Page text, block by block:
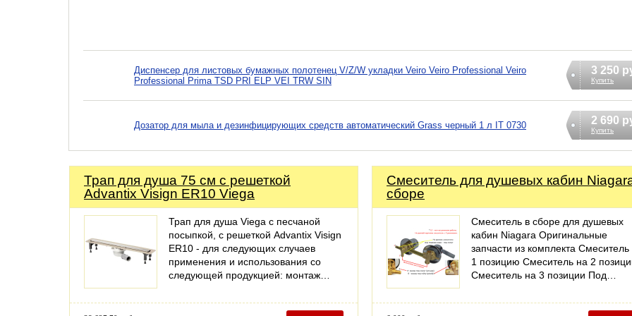
Диспенсер для листовых бумажных полотенец V/Z/W укладки Veiro Veiro Professional Veiro
Professional Prima TSD PRI ELP VEI TRW SIN
3 250
Купить
Дозатор для мыла и дезинфицирующих средств автоматический Grass черный 1 л IT 0730 2 690
Купить
Трап для душа 75 см с решеткой
Advantix Visign ER10 Viega
Трап для душа Viega с песчаной
посыпкой, с решеткой Advantix Visign
ER10 - для следующих случаев
применения и использования со
следующей продукцией: монтаж…
Смеситель для душевых кабин
сборе
Смеситель в сборе для душевых
кабин Niagara Оригинальные
запчасти из комплекта Смеситель
1 позицию Смеситель на 2
Смеситель на 3 позиции Под…